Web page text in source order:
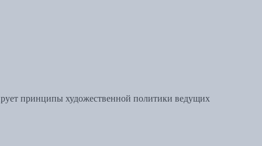
принципы художественной политики ведущих